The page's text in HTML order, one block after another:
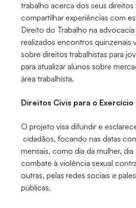
trabalho acerca dos seus direitos
compartilhar experiências com
Direito do Trabalho na
realizados encontros quinzenais
sobre direitos trabalhistas para
para atualizar alunos sobre
área trabalhista.
Direitos Civis para o Exercício
O projeto visa difundir e
cidadãos, focando nas datas
mensais, como dia da mulher,
combate à violência sexual
outras, pelas redes sociais e
públicas.